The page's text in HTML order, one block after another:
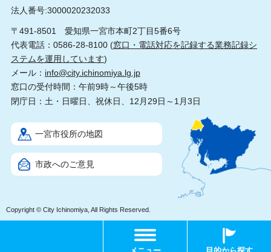
法人番号:3000020232033
〒491-8501 愛知県一宮市本町2丁目5番6号
代表電話：0586-28-8100 (窓口・電話対応を記録する業務記録シ
ステムを運用しています)
メール： info@city.ichinomiya.lg.jp
窓口の受付時間：午前9時～午後5時
閉庁日：土・日曜日、祝休日、12月29日～1月3日
一宮市役所の地図
市政へのご意見
Copyright © City Ichinomiya, All Rights Reserved.